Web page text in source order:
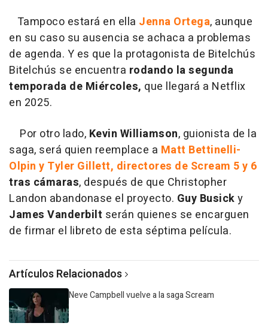
Tampoco estará en ella Jenna Ortega, aunque
en su caso su ausencia se achaca a problemas
de agenda. Y es que la protagonista de Bitelchús
Bitelchús se encuentra rodando la segunda
temporada de Miércoles, que llegará a Netflix
en 2025.
Por otro lado, Kevin Williamson, guionista de la
saga, será quien reemplace a Matt Bettinelli-
Olpin y Tyler Gillett, directores de Scream 5 y 6
tras cámaras, después de que Christopher
Landon abandonase el proyecto. Guy Busicky
James Vanderbilt serán quienes se encarguen
de firmar el libreto de esta séptima película.
Artículos Relacionados
Neve Campbell vuelve a la saga Scream